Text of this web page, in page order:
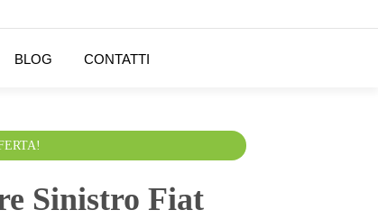
BLOG CONTATTI
Sinistro Fiat